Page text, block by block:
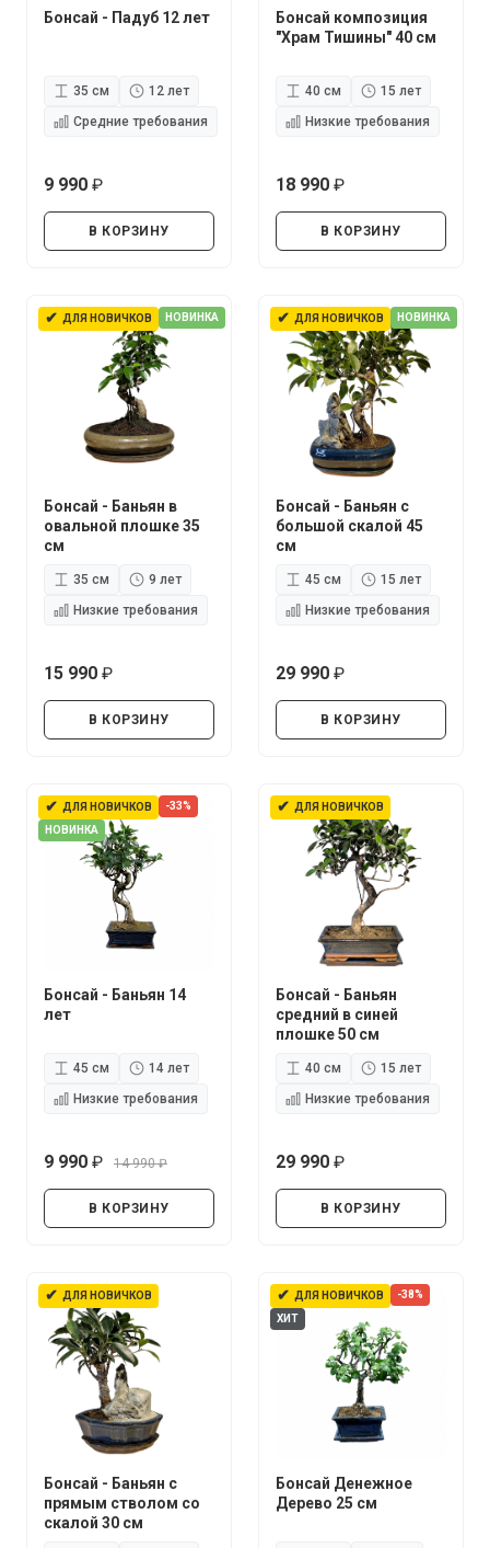
Бонсай - Падуб 12 лет
35 см
12 лет
Средние требования
9 990
В КОРЗИНУ
Бонсай композиция
"Храм Тишины" 40 см
40 см
15 лет
Низкие требования
18 990
В КОРЗИНУ
✔ ДЛЯ НОВИЧКОВ НОВИНКА
Бонсай - Баньян в
овальной плошке 35
см
35 см
9 лет
Низкие требования
15 990
В КОРЗИНУ
✔ ДЛЯ НОВИЧКОВ НОВИНКА
Бонсай - Баньян с
большой скалой 45
см
45 см
15 лет
Низкие требования
29 990
В КОРЗИНУ
✔ ДЛЯ НОВИЧКОВ
-33%
НОВИНКА
Бонсай - Баньян 14
лет
45 см
14 лет
Низкие требования
9 990
14 990
В КОРЗИНУ
✔ ДЛЯ НОВИЧКОВ
Бонсай - Баньян
средний в синей
плошке 50 см
40 см
15 лет
Низкие требования
29 990
В КОРЗИНУ
✔ ДЛЯ НОВИЧКОВ
Бонсай - Баньян с
прямым стволом со
скалой 30 см
✔ ДЛЯ НОВИЧКОВ
-38%
ХИТ
Бонсай Денежное
Дерево 25 см